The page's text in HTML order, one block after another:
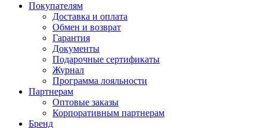
Покупателям
Доставка и оплата
Обмен и возврат
Гарантия
Документы
Подарочные сертификаты
Журнал
Программа лояльности
Партнерам
Оптовые заказы
Корпоративным партнерам
Бренд